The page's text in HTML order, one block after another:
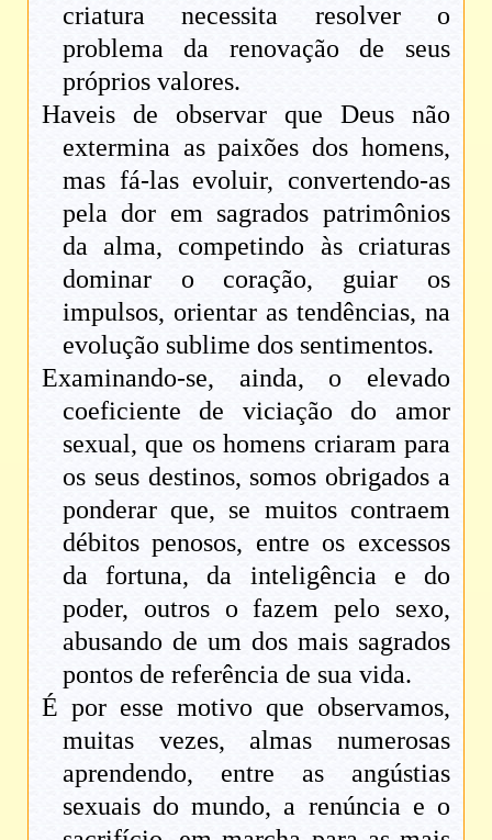
criatura necessita resolver o
problema da renovação de seus
próprios valores.
Haveis de observar que Deus não
extermina as paixões dos homens,
mas fá-las evoluir, convertendo-as
pela dor em sagrados patrimônios
da alma, competindo às criaturas
dominar o coração, guiar os
impulsos, orientar as tendências, na
evolução sublime dos sentimentos.
Examinando-se, ainda, o elevado
coeficiente de viciação do amor
sexual, que os homens criaram para
os seus destinos, somos obrigados a
ponderar que, se muitos contraem
débitos penosos, entre os excessos
da fortuna, da inteligência e do
poder, outros o fazem pelo sexo,
abusando de um dos mais sagrados
pontos de referência de sua vida.
É por esse motivo que observamos,
muitas vezes, almas numerosas
aprendendo, entre as angústias
sexuais do mundo, a renúncia e o